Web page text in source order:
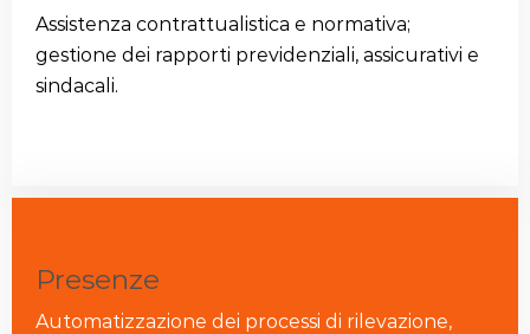
Assistenza contrattualistica e normativa;
gestione dei rapporti previdenziali, assicurativi e
sindacali.
Presenze
Automatizzazione dei processi di rilevazione,